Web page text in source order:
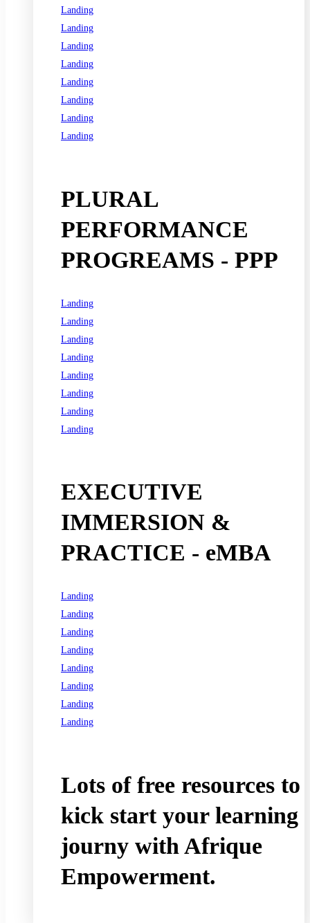
Landing
Landing
Landing
Landing
Landing
Landing
Landing
Landing
PLURAL
PERFORMANCE
PROGREAMS - PPP
Landing
Landing
Landing
Landing
Landing
Landing
Landing
Landing
EXECUTIVE
IMMERSION &
PRACTICE - eMBA
Landing
Landing
Landing
Landing
Landing
Landing
Landing
Landing
Lots of free resources to
kick start your learning
journy with Afrique
Empowerment.